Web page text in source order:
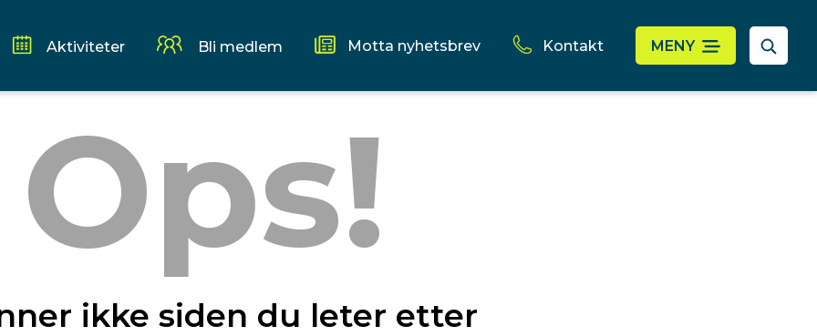
Aktiviteter Bli medlem Motta nyhetsbrev Kontakt MENY
Ops!
ikke siden du leter etter